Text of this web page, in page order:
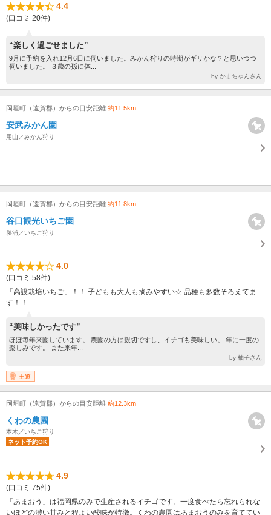
4.4
(口コミ 20件)
“楽しく過ごせました”
9月に予約を入れ12月6日に伺いました。みかん狩りの時期がギリかな？と思いつつ
伺いました。 ３歳の孫に体...
by かまちゃんさん
岡垣町（遠賀郡）からの目安距離 約11.5km
安武みかん園
用山／みかん狩り
岡垣町（遠賀郡）からの目安距離 約11.8km
谷口観光いちご園
勝浦／いちご狩り
4.0
(口コミ 58件)
「高設栽培いちご」！！ 子どもも大人も摘みやすい☆ 品種も多数そろえてま
す！！
“美味しかったです”
ほぼ毎年来園しています。 農園の方は親切ですし、イチゴも美味しい。 年に一度の
楽しみです。 また来年...
by 柚子さん
王道
岡垣町（遠賀郡）からの目安距離 約12.3km
くわの農園
本木／いちご狩り
ネット予約OK
4.9
(口コミ 75件)
「あまおう」は福岡県のみで生産されるイチゴです。一度食べたら忘れられな
いほどの濃い甘みと程よい酸味が特徴。くわの農園はあまおうのみを育ててい